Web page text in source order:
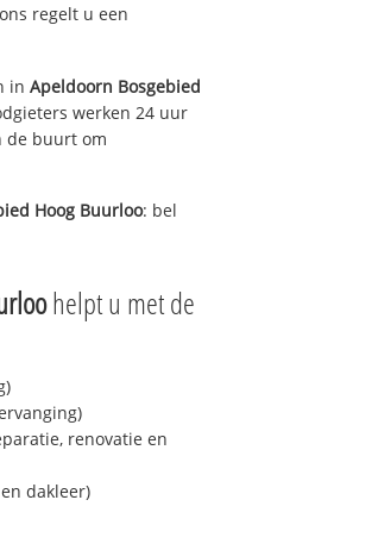
regelt u een
in Apeldoorn Bosgebied
werken 24 uur
de buurt om
Hoog Buurloo: bel
helpt u met de
renovatie en
dakleer)